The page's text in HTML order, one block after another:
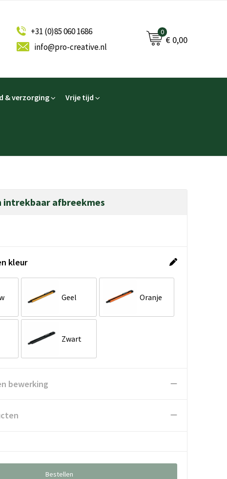
+31 (0)85 060 1686
info@pro-creative.nl
0
€ 0,00
& verzorging Vrije tijd
intrekbaar afbreekmes
kleur
Geel Oranje
Zwart
bewerking
Bestellen